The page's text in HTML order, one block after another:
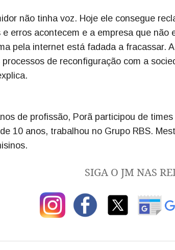
não tinha voz. Hoje ele consegue
e erros acontecem e a empresa que não
pela internet está fadada a fracassar.
processos de reconfiguração com a
de profissão, Porã participou de
10 anos, trabalhou no Grupo RBS.
Unisinos.
SIGA O JM NAS